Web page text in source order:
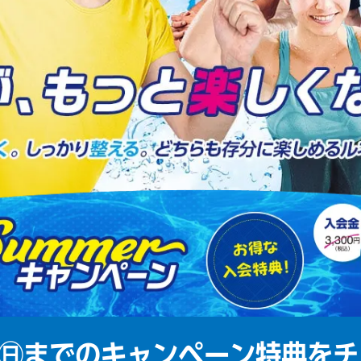
までのキャンペーン特典を